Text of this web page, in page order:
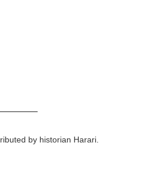
by historian Harari.